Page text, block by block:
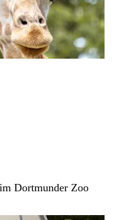
Dortmunder Zoo